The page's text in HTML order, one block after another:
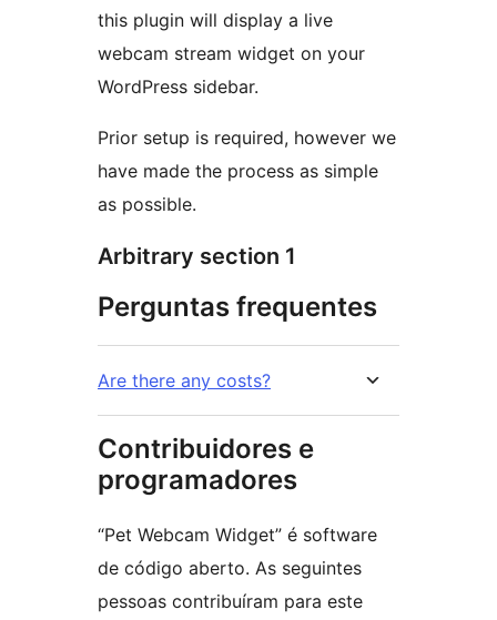
this plugin will display a live
webcam stream widget on your
WordPress sidebar.
Prior setup is required, however we
have made the process as simple
as possible.
Arbitrary section 1
Perguntas frequentes
Are there any costs?
Contribuidores e
programadores
“Pet Webcam Widget” é software
de código aberto. As seguintes
pessoas contribuíram para este